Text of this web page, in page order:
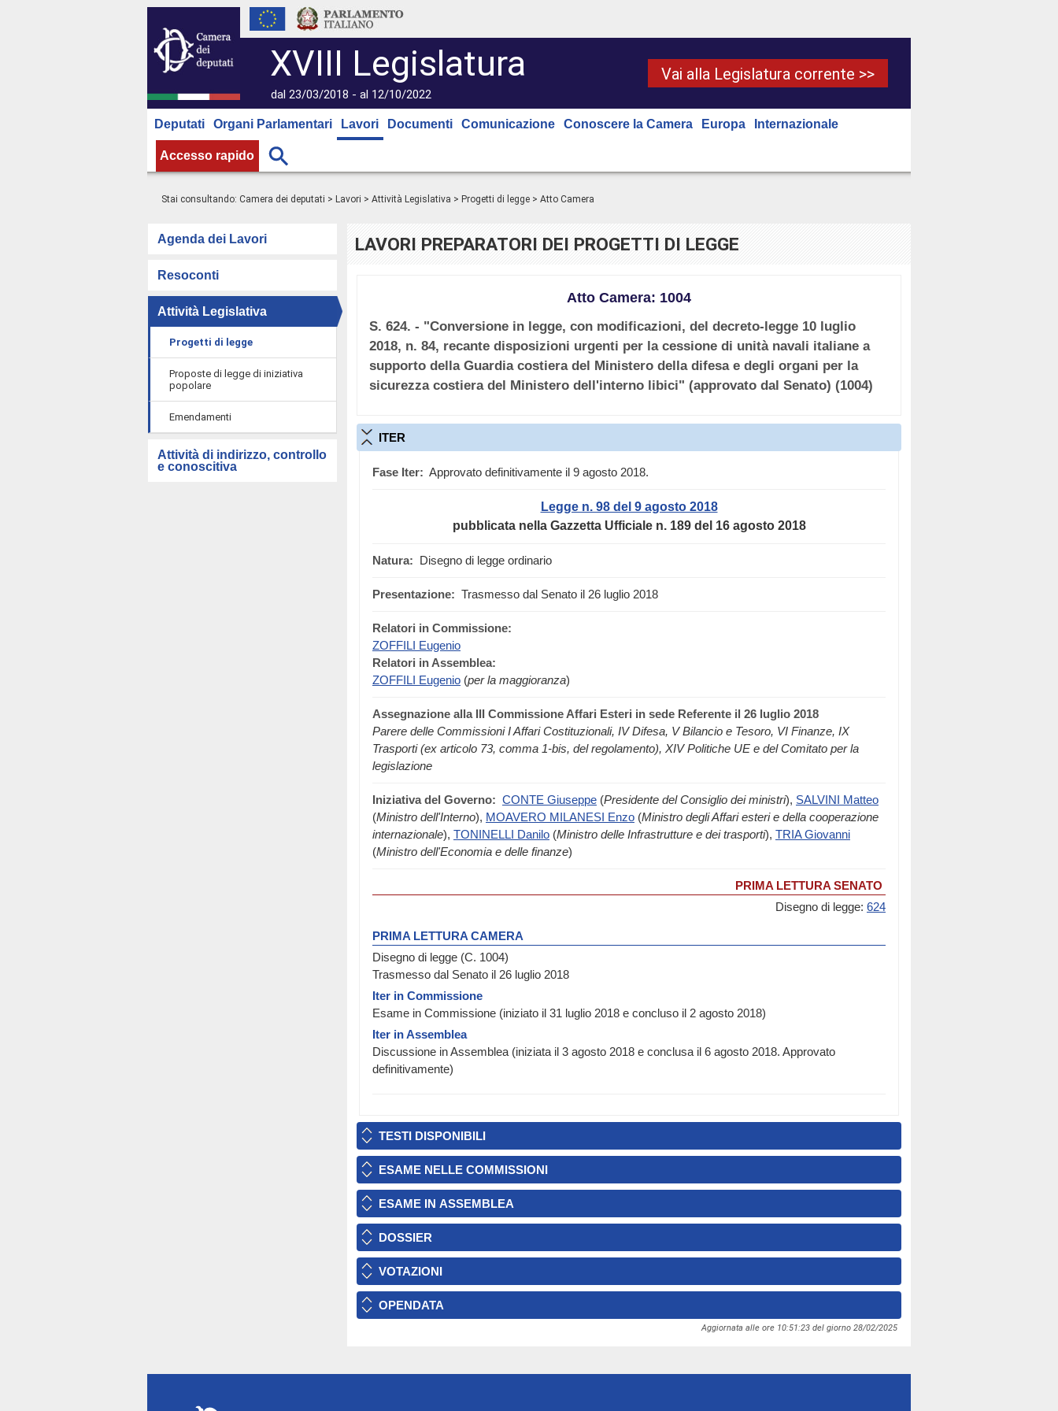
XVIII Legislatura
dal 23/03/2018 - al 12/10/2022
Vai alla Legislatura corrente >>
Deputati Organi Parlamentari Lavori Documenti Comunicazione Conoscere la Camera Europa Internazionale
Accesso rapido
Stai consultando: Camera dei deputati > Lavori > Attività Legislativa > Progetti di legge > Atto Camera
Agenda dei Lavori
Resoconti
Attività Legislativa
Progetti di legge
Proposte di legge di iniziativa
popolare
Emendamenti
Attività di indirizzo, controllo
e conoscitiva
LAVORI PREPARATORI DEI PROGETTI DI LEGGE
Atto Camera: 1004
S. 624. - "Conversione in legge, con modificazioni, del decreto-legge 10 luglio
2018, n. 84, recante disposizioni urgenti per la cessione di unità navali italiane a
supporto della Guardia costiera del Ministero della difesa e degli organi per la
sicurezza costiera del Ministero dell'interno libici" (approvato dal Senato) (1004)
ITER
Fase Iter: Approvato definitivamente il 9 agosto 2018.
Legge n. 98 del 9 agosto 2018
pubblicata nella Gazzetta Ufficiale n. 189 del 16 agosto 2018
Natura: Disegno di legge ordinario
Presentazione: Trasmesso dal Senato il 26 luglio 2018
Relatori in Commissione:
ZOFFILI Eugenio
Relatori in Assemblea:
ZOFFILI Eugenio (per la maggioranza)
Assegnazione alla III Commissione Affari Esteri in sede Referente il 26 luglio 2018
Parere delle Commissioni I Affari Costituzionali, IV Difesa, V Bilancio e Tesoro, VI Finanze, IX
Trasporti (ex articolo 73, comma 1-bis, del regolamento), XIV Politiche UE e del Comitato per la
legislazione
Iniziativa del Governo: CONTE Giuseppe (Presidente del Consiglio dei ministri), SALVINI Matteo
(Ministro dell'Interno), MOAVERO MILANESI Enzo (Ministro degli Affari esteri e della cooperazione
internazionale), TONINELLI Danilo (Ministro delle Infrastrutture e dei trasporti), TRIA Giovanni
(Ministro dell'Economia e delle finanze)
PRIMA LETTURA SENATO
Disegno di legge: 624
PRIMA LETTURA CAMERA
Disegno di legge (C. 1004)
Trasmesso dal Senato il 26 luglio 2018
Iter in Commissione
Esame in Commissione (iniziato il 31 luglio 2018 e concluso il 2 agosto 2018)
Iter in Assemblea
Discussione in Assemblea (iniziata il 3 agosto 2018 e conclusa il 6 agosto 2018. Approvato
definitivamente)
TESTI DISPONIBILI
ESAME NELLE COMMISSIONI
ESAME IN ASSEMBLEA
DOSSIER
VOTAZIONI
OPENDATA
Aggiornata alle ore 10:51:23 del giorno 28/02/2025